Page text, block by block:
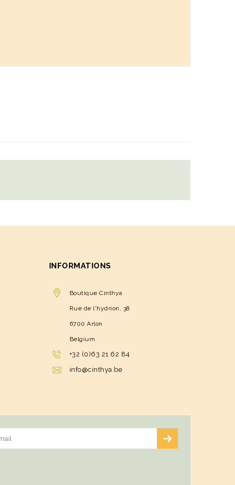
INFORMATIONS
Boutique Cinthya
Rue de l'hydrion, 38
6700 Arlon
Belgium
+32 (0)63 21 62 84
info@cinthya.be